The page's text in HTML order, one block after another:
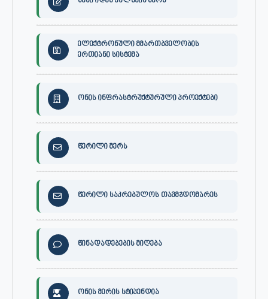
ელექტრონული მმართბველობის
ერთიანი სისტემა
ონის ინფრასტრუქტურული პროექტები
წერილი მერს
წერილი საკრებულოს თავმჯდომარეს
წინადადებების მიღება
ონის მერის სტიპენდია